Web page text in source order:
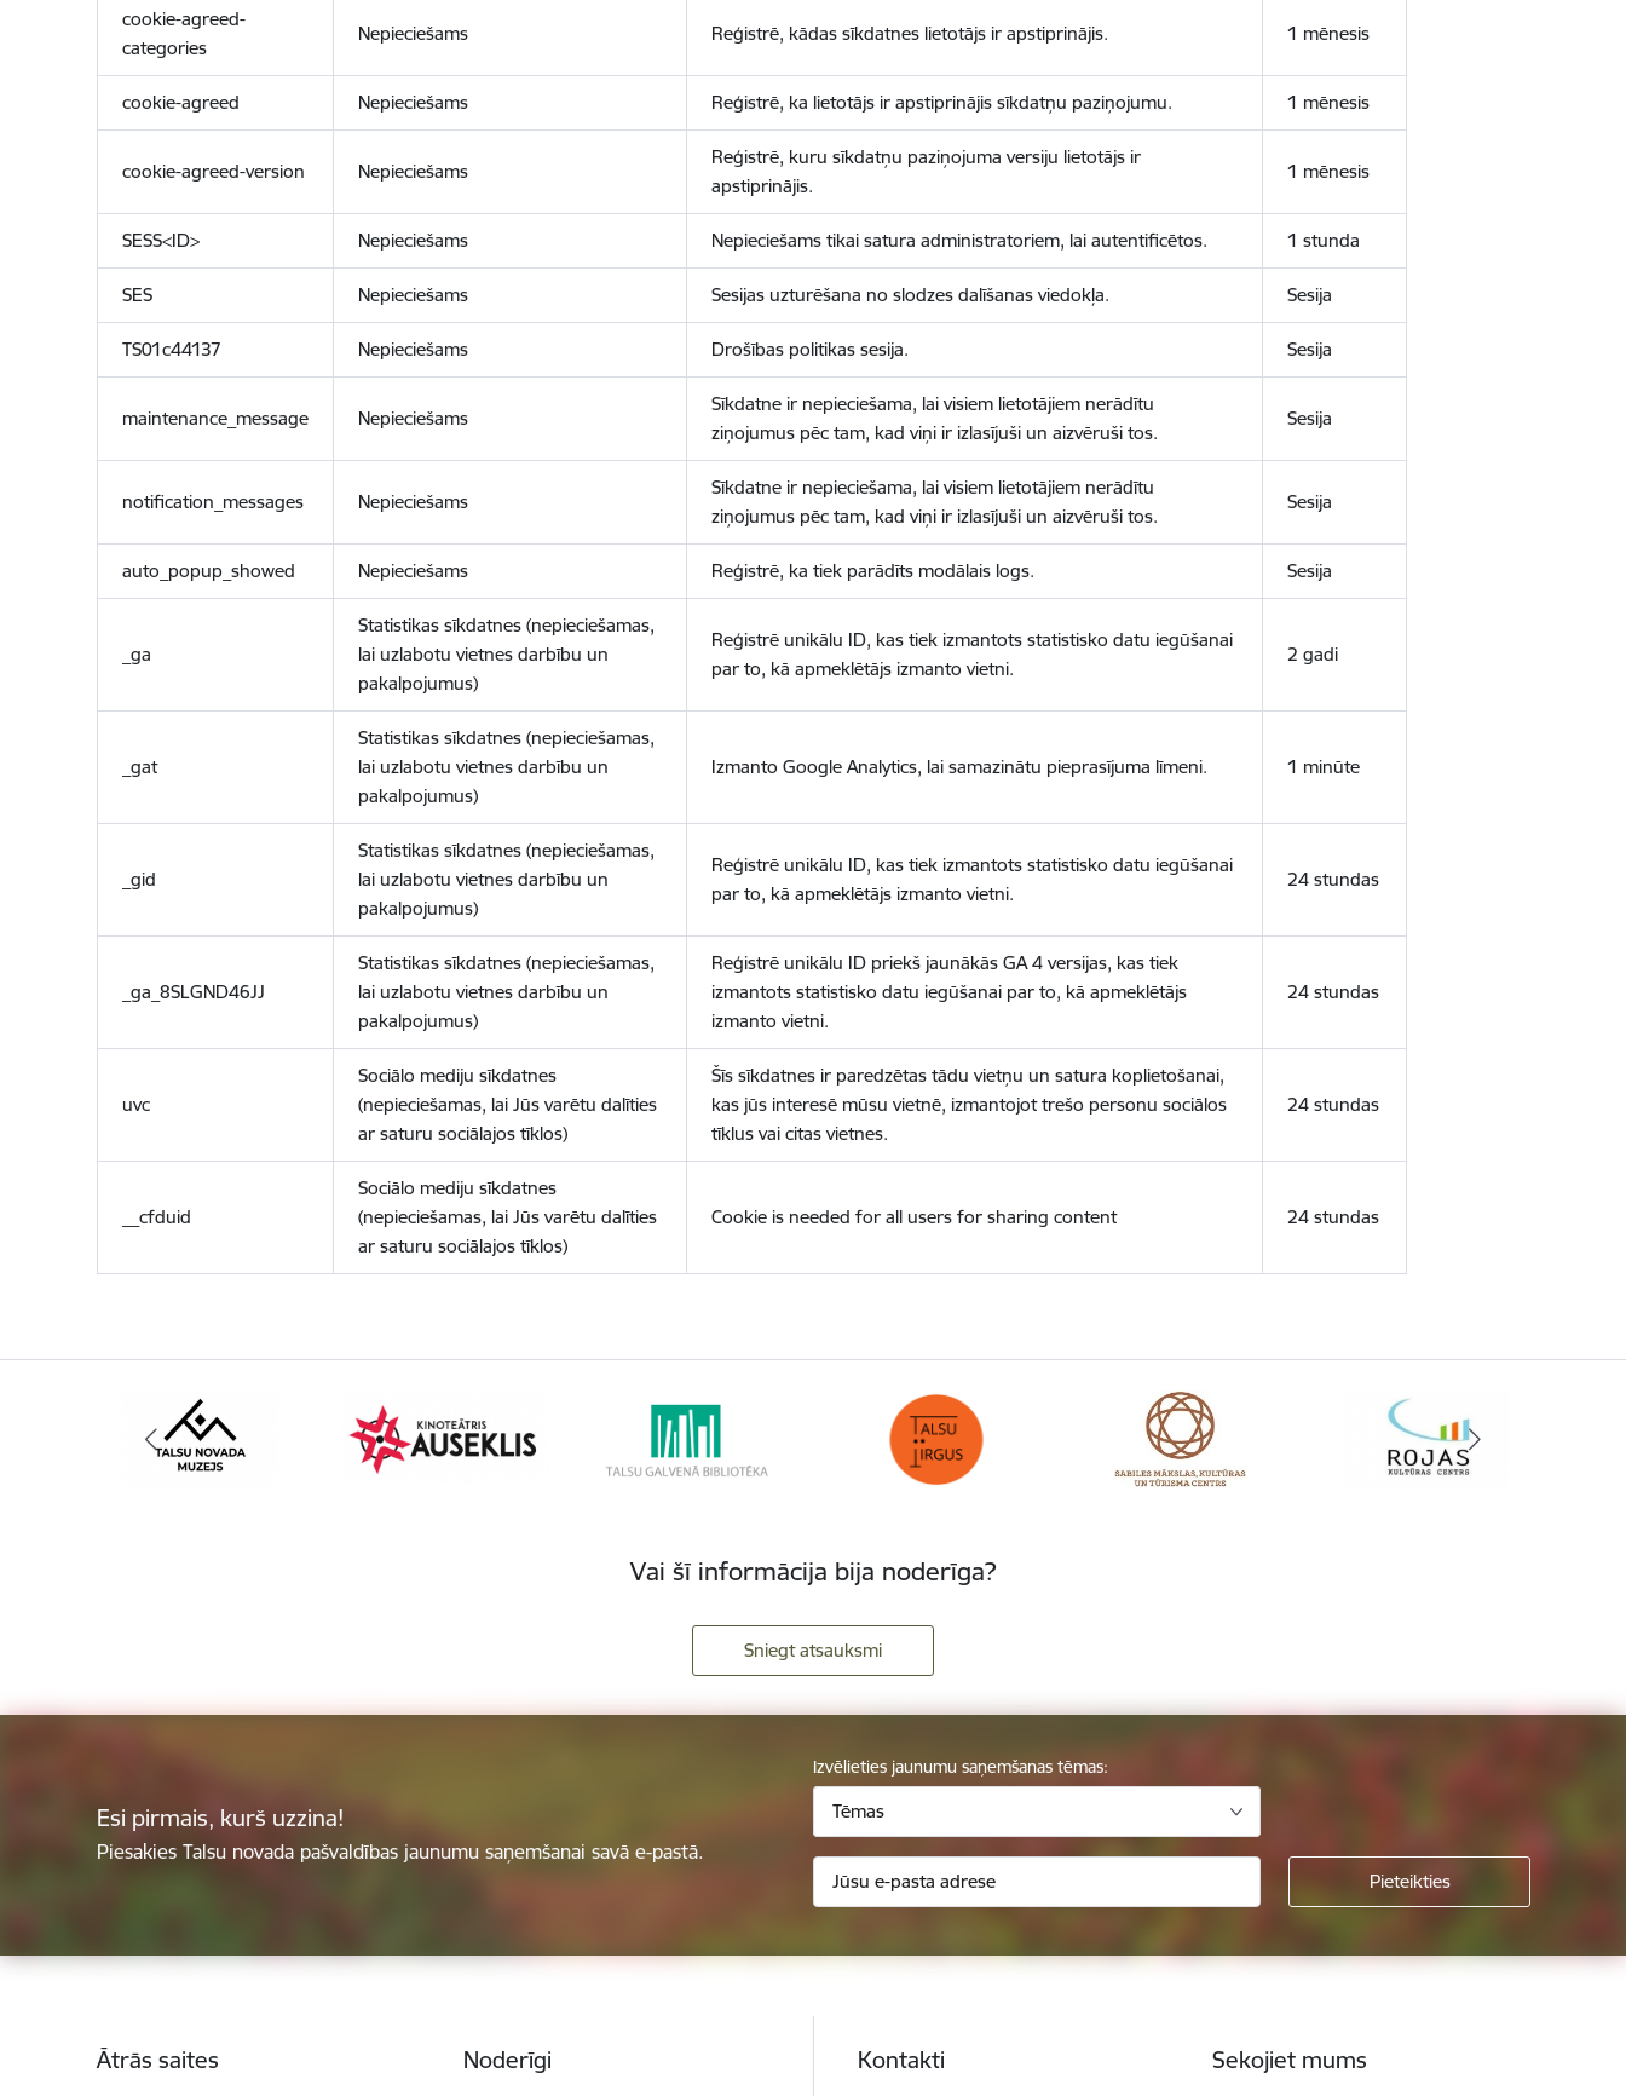
cookie-agreed-
categories
Nepieciešams Reģistrē, kādas sīkdatnes lietotājs ir apstiprinājis. 1 mēnesis
cookie-agreed Nepieciešams Reģistrē, ka lietotājs ir apstiprinājis sīkdatņu paziņojumu. 1 mēnesis
cookie-agreed-version Nepieciešams
Reģistrē, kuru sīkdatņu paziņojuma versiju lietotājs ir
apstiprinājis.
1 mēnesis
SESS<ID> Nepieciešams Nepieciešams tikai satura administratoriem, lai autentificētos. 1 stunda
SES Nepieciešams Sesijas uzturēšana no slodzes dalīšanas viedokļa. Sesija
TS01c44137 Nepieciešams Drošības politikas sesija. Sesija
maintenance_message Nepieciešams
Sīkdatne ir nepieciešama, lai visiem lietotājiem nerādītu
ziņojumus pēc tam, kad viņi ir izlasījuši un aizvēruši tos.
Sesija
notification_messages Nepieciešams
Sīkdatne ir nepieciešama, lai visiem lietotājiem nerādītu
ziņojumus pēc tam, kad viņi ir izlasījuši un aizvēruši tos.
Sesija
auto_popup_showed Nepieciešams Reģistrē, ka tiek parādīts modālais logs. Sesija
_ga
Statistikas sīkdatnes (nepieciešamas,
lai uzlabotu vietnes darbību un
pakalpojumus)
Reģistrē unikālu ID, kas tiek izmantots statistisko datu iegūšanai
par to, kā apmeklētājs izmanto vietni.
2 gadi
_gat
Statistikas sīkdatnes (nepieciešamas,
lai uzlabotu vietnes darbību un
pakalpojumus)
Izmanto Google Analytics, lai samazinātu pieprasījuma līmeni. 1 minūte
_gid
Statistikas sīkdatnes (nepieciešamas,
lai uzlabotu vietnes darbību un
pakalpojumus)
Reģistrē unikālu ID, kas tiek izmantots statistisko datu iegūšanai
par to, kā apmeklētājs izmanto vietni.
24 stundas
_ga_8SLGND46JJ
Statistikas sīkdatnes (nepieciešamas,
lai uzlabotu vietnes darbību un
pakalpojumus)
Reģistrē unikālu ID priekš jaunākās GA 4 versijas, kas tiek
izmantots statistisko datu iegūšanai par to, kā apmeklētājs
izmanto vietni.
24 stundas
uvc
Sociālo mediju sīkdatnes
(nepieciešamas, lai Jūs varētu dalīties
ar saturu sociālajos tīklos)
Šīs sīkdatnes ir paredzētas tādu vietņu un satura koplietošanai,
kas jūs interesē mūsu vietnē, izmantojot trešo personu sociālos
tīklus vai citas vietnes.
24 stundas
__cfduid
Sociālo mediju sīkdatnes
(nepieciešamas, lai Jūs varētu dalīties
ar saturu sociālajos tīklos)
Cookie is needed for all users for sharing content 24 stundas
Vai šī informācija bija noderīga?
Sniegt atsauksmi
Esi pirmais, kurš uzzina!
Piesakies Talsu novada pašvaldības jaunumu saņemšanai savā e-pastā.
Izvēlieties jaunumu saņemšanas tēmas:
Tēmas
Ātrās saites Noderīgi Kontakti Sekojiet mums